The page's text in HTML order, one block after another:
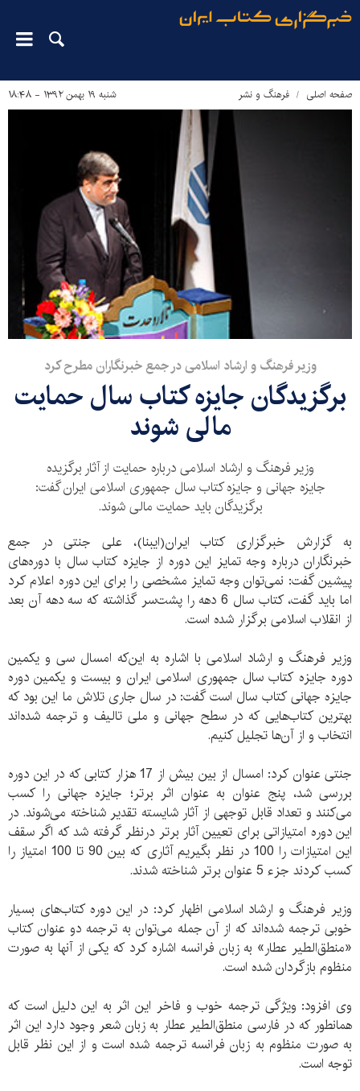
صفحه اصلی فرهنگ و نشر شنبه ۱۹ بهمن ۱۳۹۲ - ۱۸:۴۸
وزیر فرهنگ و ارشاد اسلامی در جمع خبرنگاران مطرح کرد
برگزیدگان جایزه کتاب سال حمایت
مالی شوند
وزیر فرهنگ و ارشاد اسلامی درباره حمایت از آثار برگزیده
جایزه جهانی و جایزه کتاب سال جمهوری اسلامی ایران گفت:
برگزیدگان باید حمایت مالی شوند.
به گزارش خبرگزاری کتاب ایران(ایبنا)، علی جنتی در جمع
خبرنگاران درباره وجه تمایز این دوره از جایزه کتاب سال با دوره‌های
پیشین گفت: نمی‌توان وجه تمایز مشخصی را برای این دوره اعلام کرد
اما باید گفت، کتاب سال 6 دهه را پشت‌سر گذاشته که سه دهه آن بعد
از انقلاب اسلامی برگزار شده است.
وزیر فرهنگ و ارشاد اسلامی با اشاره به این‌که امسال سی و یکمین
دوره جایزه کتاب سال جمهوری اسلامی ایران و بیست و یکمین دوره
جایزه جهانی کتاب سال است گفت: در سال جاری تلاش ما این بود که
بهترین کتاب‌هایی که در سطح جهانی و ملی تالیف و ترجمه شده‌اند
انتخاب و از آن‌ها تجلیل کنیم.
جنتی عنوان کرد: امسال از بین بیش از 17 هزار کتابی که در این دوره
بررسی شد، پنج عنوان به عنوان اثر برتر؛ جایزه جهانی را کسب
می‌کنند و تعداد قابل توجهی از آثار شایسته تقدیر شناخته می‌شوند. در
این دوره امتیازاتی برای تعیین آثار برتر درنظر گرفته شد که اگر سقف
این امتیازات را 100 در نظر بگیریم آثاری که بین 90 تا 100 امتیاز را
کسب کردند جزء 5 عنوان برتر شناخته شدند.
وزیر فرهنگ و ارشاد اسلامی اظهار کرد: در این دوره کتاب‌های بسیار
خوبی ترجمه شده‌اند که از آن جمله می‌توان به ترجمه دو عنوان کتاب
«منطق‌الطیر عطار» به زبان فرانسه اشاره کرد که یکی از آنها به صورت
منظوم بازگردان شده است.
وی افزود: ویژگی ترجمه خوب و فاخر این اثر به این دلیل است که
همانطور که در فارسی منطق‌الطیر عطار به زبان شعر وجود دارد این اثر
به صورت منظوم به زبان فرانسه ترجمه شده است و از این نظر قابل
توجه است.